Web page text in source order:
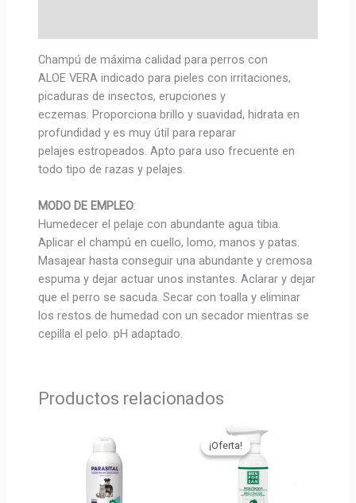
Champú de máxima calidad para perros con
ALOE VERA indicado para pieles con irritaciones,
picaduras de insectos, erupciones y
eczemas. Proporciona brillo y suavidad, hidrata en
profundidad y es muy útil para reparar
pelajes estropeados. Apto para uso frecuente en
todo tipo de razas y pelajes.
MODO DE EMPLEO:
Humedecer el pelaje con abundante agua tibia.
Aplicar el champú en cuello, lomo, manos y patas.
Masajear hasta conseguir una abundante y cremosa
espuma y dejar actuar unos instantes. Aclarar y dejar
que el perro se sacuda. Secar con toalla y eliminar
los restos de humedad con un secador mientras se
cepilla el pelo. pH adaptado.
Productos relacionados
¡Oferta!
¡Oferta!